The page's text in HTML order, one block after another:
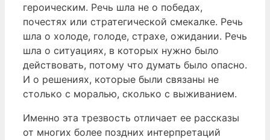
героическим. Речь шла не о победах,
почестях или стратегической смекалке. Речь
шла о холоде, голоде, страхе, ожидании. Речь
шла о ситуациях, в которых нужно было
действовать, потому что думать было опасно.
И о решениях, которые были связаны не
столько с моралью, сколько с выживанием.
Именно эта трезвость отличает ее рассказы
от многих более поздних интерпретаций